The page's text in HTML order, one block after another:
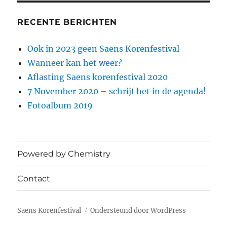
RECENTE BERICHTEN
Ook in 2023 geen Saens Korenfestival
Wanneer kan het weer?
Aflasting Saens korenfestival 2020
7 November 2020 – schrijf het in de agenda!
Fotoalbum 2019
Powered by Chemistry
Contact
Saens Korenfestival Ondersteund door WordPress